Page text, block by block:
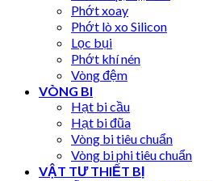
Phớt xoay
Phớt lò xo Silicon
Lọc bụi
Phớt khí nén
Vòng đệm
VÒNG BI
Hạt bi cầu
Hạt bi đũa
Vòng bi tiêu chuẩn
Vòng bi phi tiêu chuẩn
VẬT TƯ THIẾT BỊ